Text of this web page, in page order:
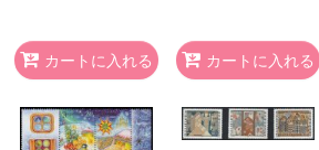
カートに入れる カートに入れる